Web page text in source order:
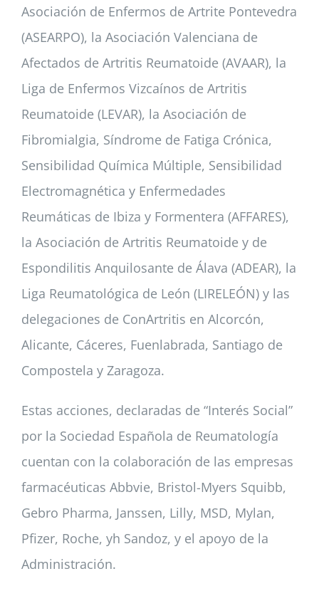
Asociación de Enfermos de Artrite Pontevedra
(ASEARPO), la Asociación Valenciana de
Afectados de Artritis Reumatoide (AVAAR), la
Liga de Enfermos Vizcaínos de Artritis
Reumatoide (LEVAR), la Asociación de
Fibromialgia, Síndrome de Fatiga Crónica,
Sensibilidad Química Múltiple, Sensibilidad
Electromagnética y Enfermedades
Reumáticas de Ibiza y Formentera (AFFARES),
la Asociación de Artritis Reumatoide y de
Espondilitis Anquilosante de Álava (ADEAR), la
Liga Reumatológica de León (LIRELEÓN) y las
delegaciones de ConArtritis en Alcorcón,
Alicante, Cáceres, Fuenlabrada, Santiago de
Compostela y Zaragoza.
Estas acciones, declaradas de “Interés Social”
por la Sociedad Española de Reumatología
cuentan con la colaboración de las empresas
farmacéuticas Abbvie, Bristol-Myers Squibb,
Gebro Pharma, Janssen, Lilly, MSD, Mylan,
Pfizer, Roche, yh Sandoz, y el apoyo de la
Administración.